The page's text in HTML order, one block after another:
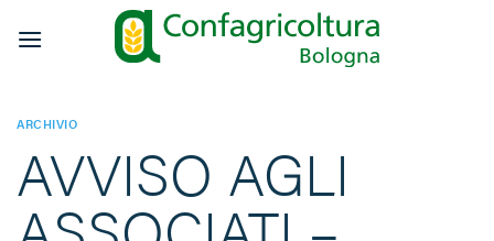
ARCHIVIO
AVVISO AGLI